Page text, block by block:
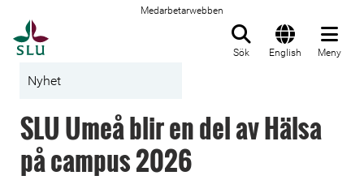
Medarbetarwebben
Sök English Meny
Nyhet
SLU Umeå blir en del av Hälsa
på campus 2026